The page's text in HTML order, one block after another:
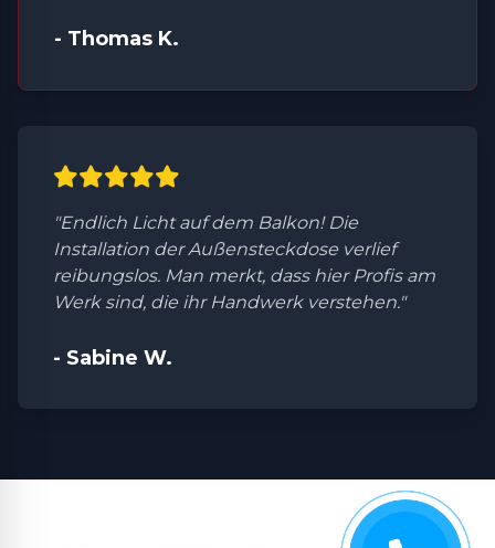
- Thomas K.
"Endlich Licht auf dem Balkon! Die
Installation der Außensteckdose verlief
reibungslos. Man merkt, dass hier Profis am
Werk sind, die ihr Handwerk verstehen."
- Sabine W.